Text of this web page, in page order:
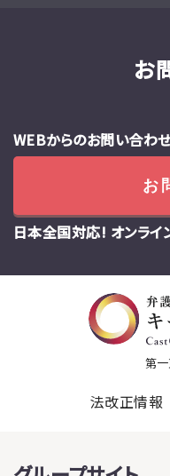
お
WEBからのお問い合わ
お
日本全国対応! オンライ
第
法改正情報